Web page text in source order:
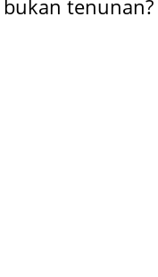
bukan tenunan?